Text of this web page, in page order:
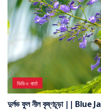
ভিডিও বার্তা
দুর্লভ ফুল নীল কৃষ্ণচূড়া || Blue